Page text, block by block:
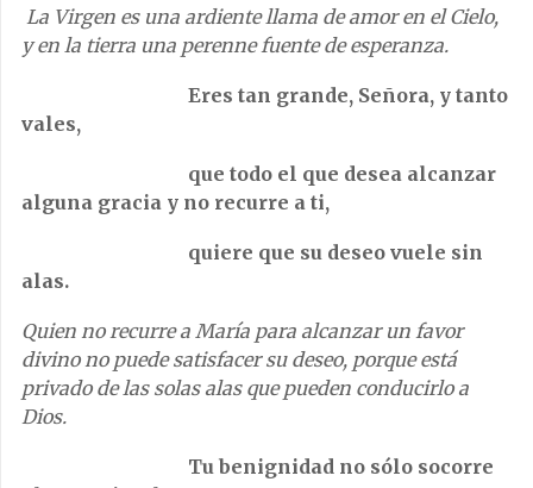
La Virgen es una ardiente llama de amor en el Cielo,
y en la tierra una perenne fuente de esperanza.
Eres tan grande, Señora, y tanto
vales,
que todo el que desea alcanzar
alguna gracia y no recurre a ti,
quiere que su deseo vuele sin
alas.
Quien no recurre a María para alcanzar un favor
divino no puede satisfacer su deseo, porque está
privado de las solas alas que pueden conducirlo a
Dios.
Tu benignidad no sólo socorre